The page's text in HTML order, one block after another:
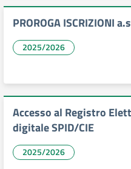
PROROGA ISCRIZIONI
2025/2026
Accesso al Registro
digitale SPID/CIE
2025/2026